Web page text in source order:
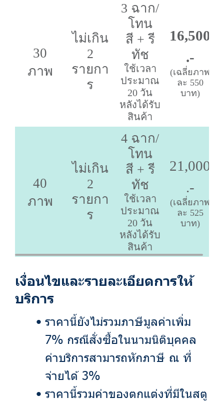
30
ภาพ
ไม่เกิน
2
รายกา
ร
3 ฉาก/
โทน
สี + รี
ทัช
ใช้เวลา
ประมาณ
20 วัน
หลังได้รับ
สินค้า
16,500
.-
(เฉลี่ยภาพ
ละ 550
บาท)
40
ภาพ
ไม่เกิน
2
รายกา
ร
4 ฉาก/
โทน
สี + รี
ทัช
ใช้เวลา
ประมาณ
20 วัน
หลังได้รับ
สินค้า
21,000
.-
(เฉลี่ยภาพ
ละ 525
บาท)
เงื่อนไขและรายละเอียดการให้
บริการ
ราคานี้ยังไม่รวมภาษีมูลค่าเพิ่ม
7% กรณีสั่งซื้อในนามนิติบุคคล
ค่าบริการสามารถหักภาษี ณ ที่
จ่ายได้ 3%
ราคานี้รวมค่าของตกแต่งที่มีในสตู